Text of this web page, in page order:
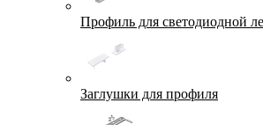
Профиль для светодиодной
Заглушки для профиля